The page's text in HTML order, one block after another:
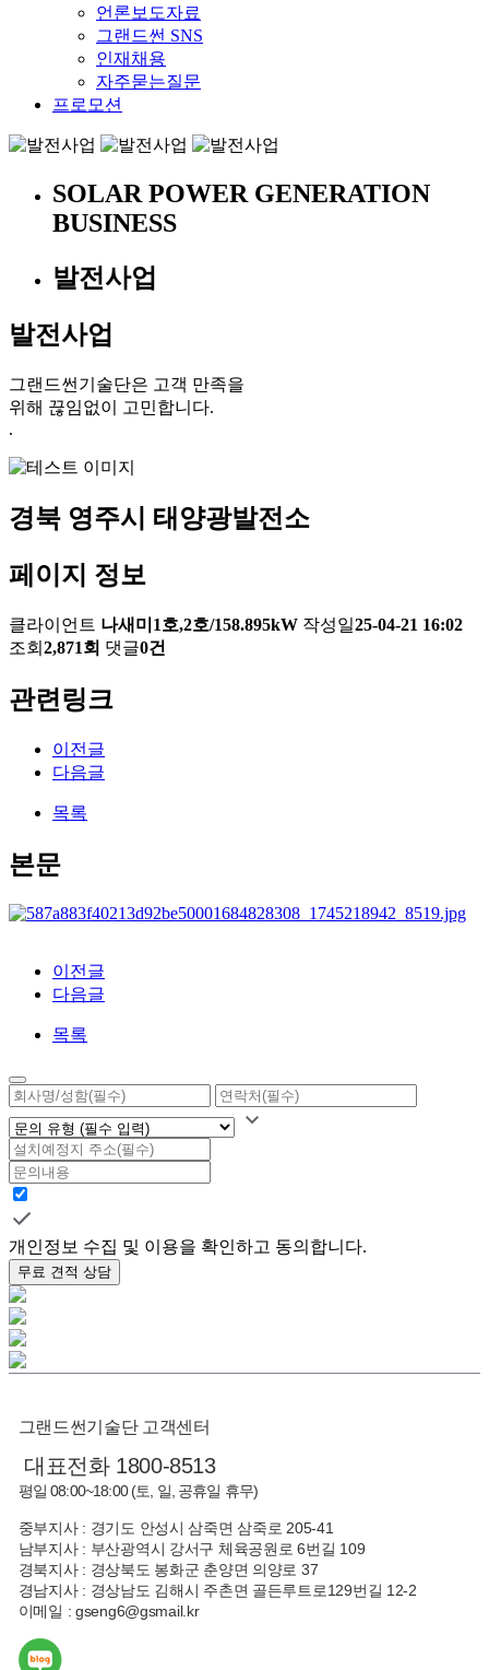
언론보도자료
그랜드썬 SNS
인재채용
자주묻는질문
프로모션
SOLAR POWER GENERATION
BUSINESS
발전사업
발전사업
그랜드썬기술단은 고객 만족을
위해 끊임없이 고민합니다.
.
경북 영주시 태양광발전소
페이지 정보
클라이언트 나새미1호,2호/158.895kW 작성일25-04-21 16:02
조회 2,871회 댓글0건
관련링크
이전글
다음글
목록
본문
이전글
다음글
목록
개인정보 수집 및 이용을 확인하고 동의합니다.
무료 견적 상담
그랜드썬기술단 고객센터
대표전화 1800-8513
평일 08:00~18:00 (토, 일, 공휴일 휴무)
중부지사 : 경기도 안성시 삼죽면 삼죽로 205-41
남부지사 : 부산광역시 강서구 체육공원로 6번길 109
경북지사 : 경상북도 봉화군 춘양면 의양로 37
경남지사 : 경상남도 김해시 주촌면 골든루트로129번길 12-2
이메일 : gseng6@gsmail.kr